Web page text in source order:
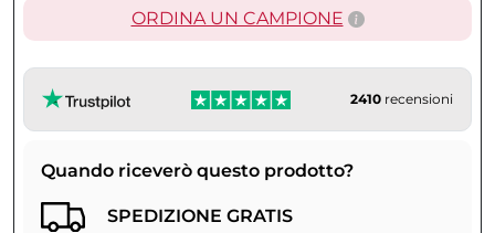
ORDINA UN CAMPIONE
2410 recensioni
Quando riceverò questo prodotto?
SPEDIZIONE GRATIS